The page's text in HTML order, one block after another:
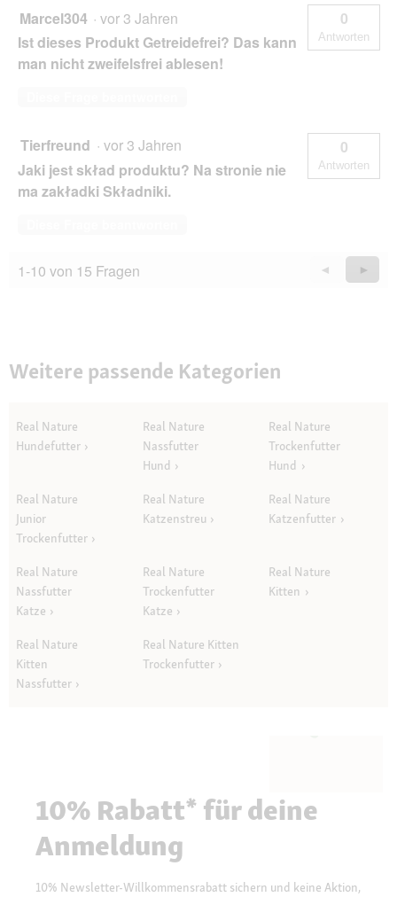
Marcel304 · vor 3 Jahren
Ist dieses Produkt Getreidefrei? Das kann
man nicht zweifelsfrei ablesen!
0
Antworten
Tierfreund · vor 3 Jahren
Jaki jest skład produktu? Na stronie nie
ma zakładki Składniki.
0
Antworten
1-10 von 15 Fragen
Zurück
Questions
◄
Weiter
►
Weitere passende Kategorien
Real Nature
Hundefutter
Real Nature
Nassfutter
Hund
Real Nature
Trockenfutter
Hund
Real Nature
Junior
Trockenfutter
Real Nature
Katzenstreu
Real Nature
Katzenfutter
Real Nature
Nassfutter
Katze
Real Nature
Trockenfutter
Katze
Real Nature
Kitten
Real Nature
Kitten
Nassfutter
Real Nature Kitten
Trockenfutter
10% Rabatt* für deine
Anmeldung
10% Newsletter-Willkommensrabatt sichern und keine Aktion,